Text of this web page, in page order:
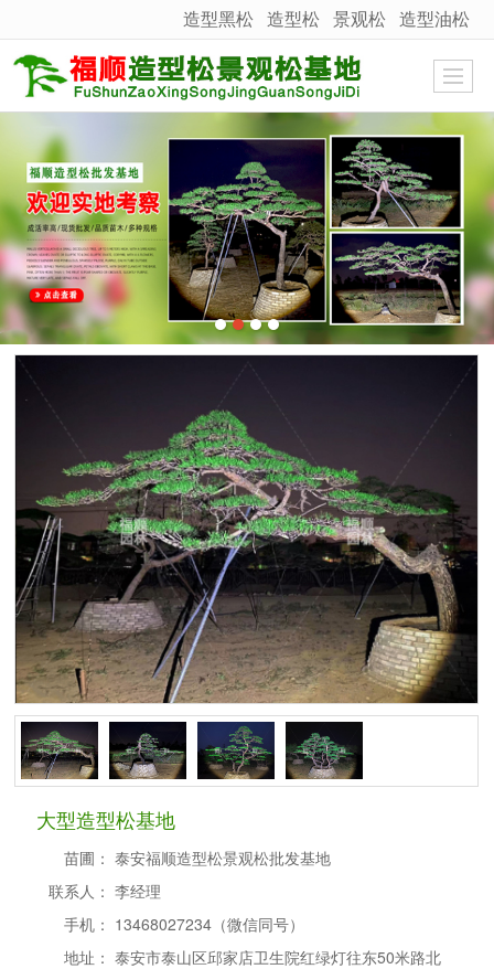
很遗憾，因您的浏览器版本过低导致无法获得最佳浏览体验，推荐下载安装谷歌浏览器！
造型黑松 造型松 景观松 造型油松
大型造型松基地
苗圃： 泰安福顺造型松景观松批发基地
联系人： 李经理
手机： 13468027234（微信同号）
地址： 泰安市泰山区邱家店卫生院红绿灯往东50米路北